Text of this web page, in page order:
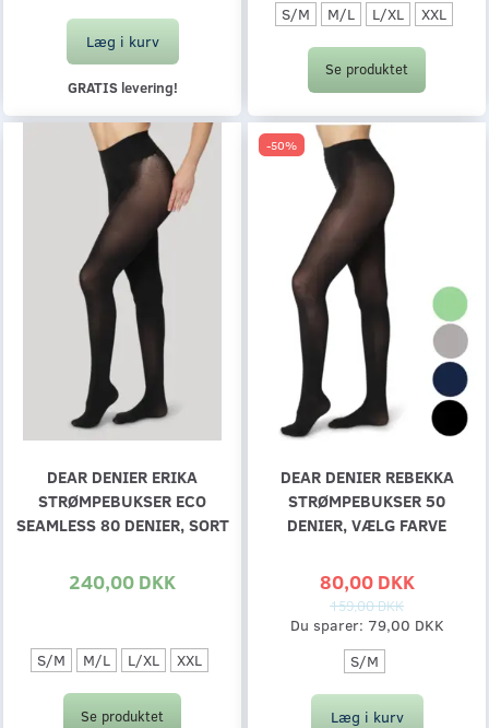
Læg i kurv
GRATIS levering!
S/M M/L L/XL XXL
Se produktet
DEAR DENIER ERIKA
STRØMPEBUKSER ECO
SEAMLESS 80 DENIER, SORT
240,00 DKK
S/M M/L L/XL XXL
Se produktet
-50%
DEAR DENIER REBEKKA
STRØMPEBUKSER 50
DENIER, VÆLG FARVE
80,00 DKK
159,00 DKK
Du sparer: 79,00 DKK
S/M
Læg i kurv